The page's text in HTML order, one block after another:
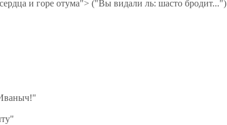
и горе отума"> ("Вы видали ль: шасто бродит...")